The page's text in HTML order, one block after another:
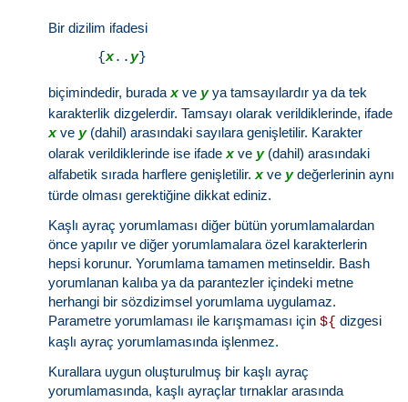
Bir dizilim ifadesi
{x.. y
biçimindedir, buradax ve yya tamsayılardır ya da tek
karakterlik dizgelerdir. Tamsayı olarak verildiklerinde, ifade
x ve y(dahil) arasındaki sayılara genişletilir. Karakter
olarak verildiklerinde ise ifadex ve y(dahil) arasındaki
alfabetik sırada harflere genişletilir.x ve ydeğerlerinin aynı
türde olması gerektiğine dikkat ediniz.
Kaşlı ayraç yorumlaması diğer bütün yorumlamalardan
önce yapılır ve diğer yorumlamalara özel karakterlerin
hepsi korunur. Yorumlama tamamen metinseldir. Bash
yorumlanan kalıba ya da parantezler içindeki metne
herhangi bir sözdizimsel yorumlama uygulamaz.
Parametre yorumlaması ile karışmaması için${ dizgesi
kaşlı ayraç yorumlamasında işlenmez.
Kurallara uygun oluşturulmuş bir kaşlı ayraç
yorumlamasında, kaşlı ayraçlar tırnaklar arasında